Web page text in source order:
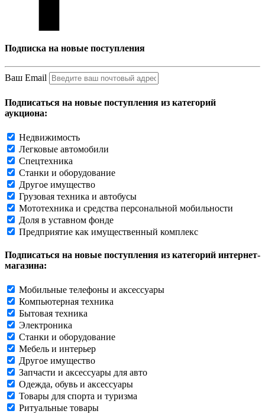
Подписка на новые поступления
Ваш Email
Подписаться на новые поступления из категорий
аукциона:
Недвижимость
Легковые автомобили
Спецтехника
Станки и оборудование
Другое имущество
Грузовая техника и автобусы
Мототехника и средства персональной мобильности
Доля в уставном фонде
Предприятие как имущественный комплекс
Подписаться на новые поступления из категорий интернет-
магазина:
Мобильные телефоны и аксессуары
Компьютерная техника
Бытовая техника
Электроника
Станки и оборудование
Мебель и интерьер
Другое имущество
Запчасти и аксессуары для авто
Одежда, обувь и аксессуары
Товары для спорта и туризма
Ритуальные товары